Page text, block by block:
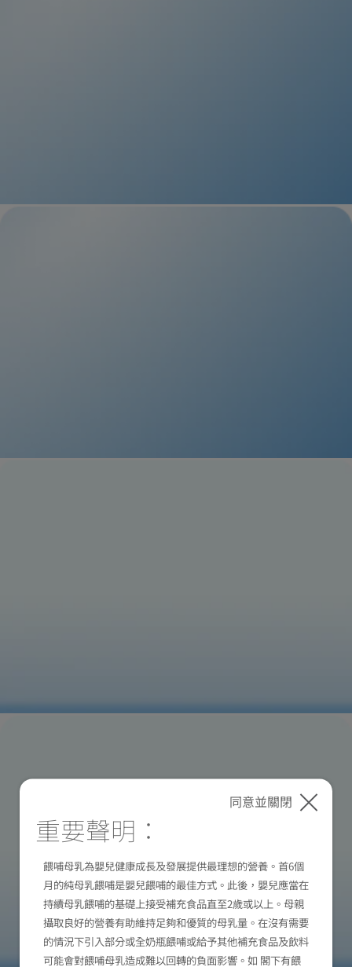
同意並關閉
重要聲明：
餵哺母乳為嬰兒健康成長及發展提供最理想的營養。首6個
月的純母乳餵哺是嬰兒餵哺的最佳方式。此後，嬰兒應當在
持續母乳餵哺的基礎上接受補充食品直至2歲或以上。母親
攝取良好的營養有助維持足夠和優質的母乳量。在沒有需要
的情況下引入部分或全奶瓶餵哺或給予其他補充食品及飲料
可能會對餵哺母乳造成難以回轉的負面影響。如 閣下有餵